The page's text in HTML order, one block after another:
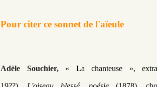
Pour citer ce sonnet de l'aïeule
Adèle Souchier,« La chanteuse »,